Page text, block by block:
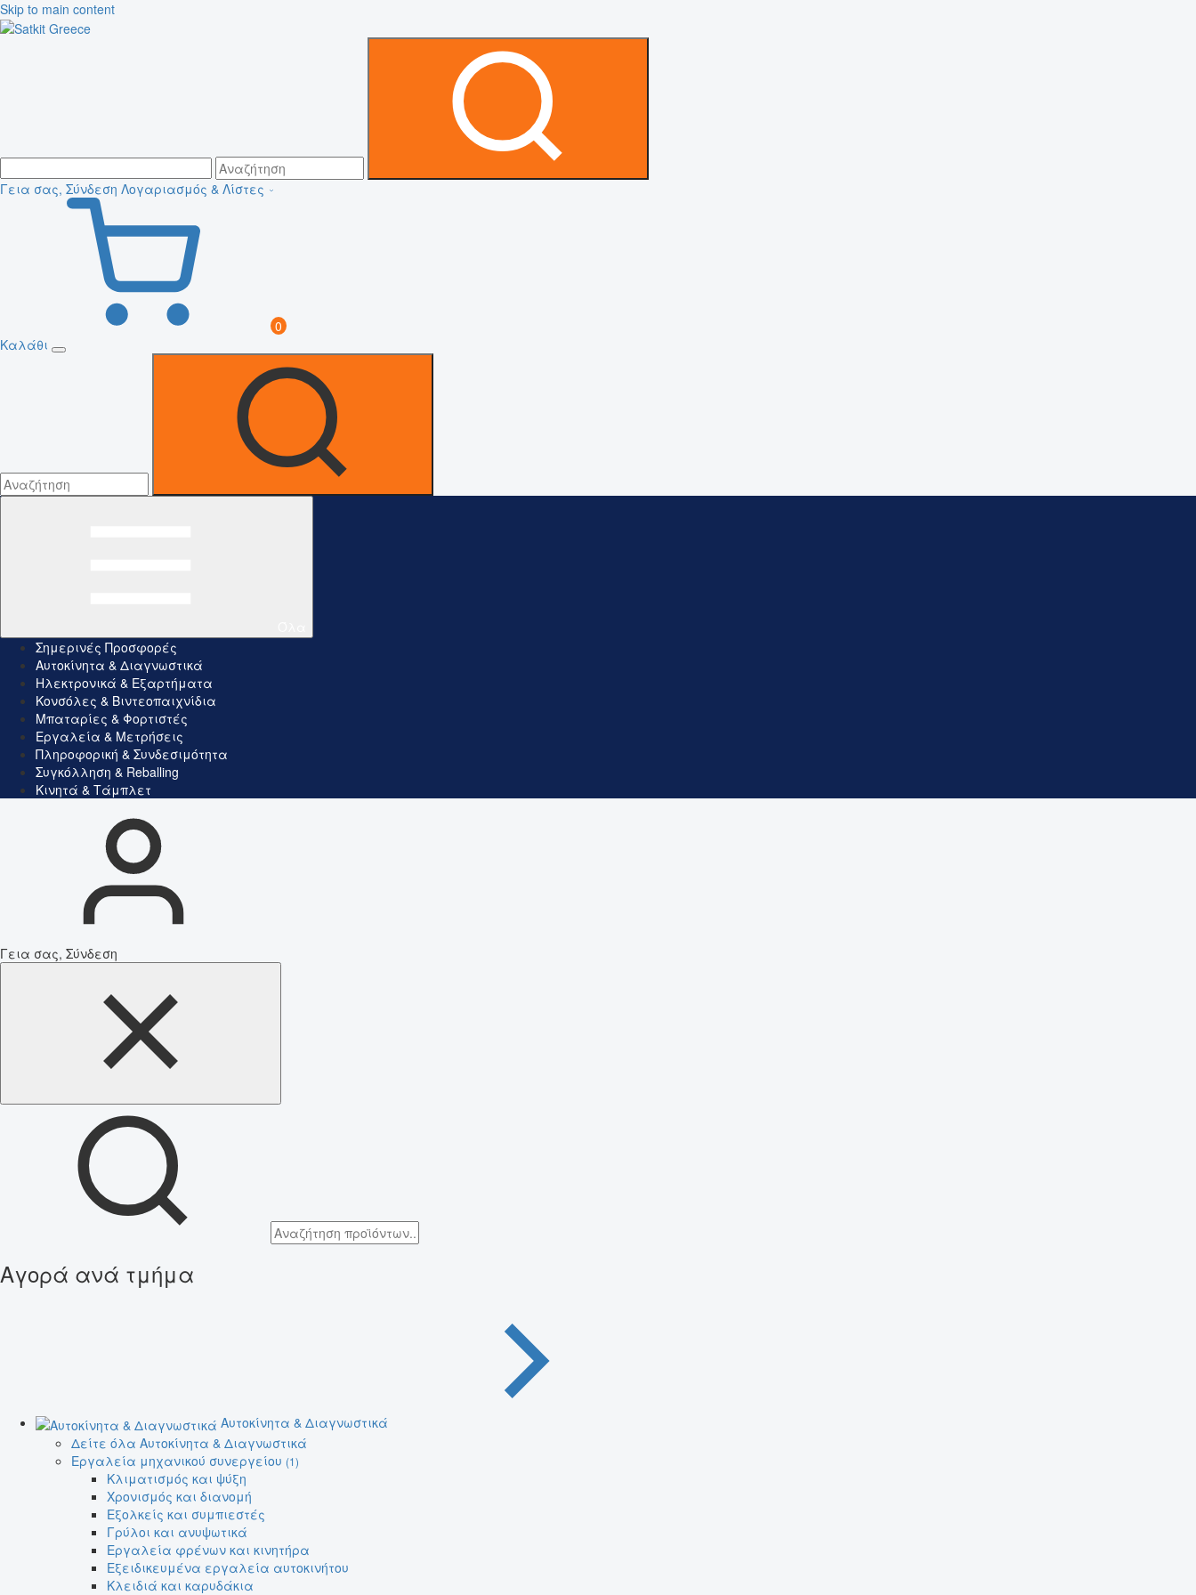
Skip to main content
Γεια σας, Σύνδεση Λογαριασμός & Λίστες
0
Καλάθι
Σημερινές Προσφορές
Αυτοκίνητα & Διαγνωστικά
Ηλεκτρονικά & Εξαρτήματα
Κονσόλες & Βιντεοπαιχνίδια
Μπαταρίες & Φορτιστές
Εργαλεία & Μετρήσεις
Πληροφορική & Συνδεσιμότητα
Συγκόλληση & Reballing
Κινητά & Τάμπλετ
Γεια σας, Σύνδεση
Αγορά ανά τμήμα
Αυτοκίνητα & Διαγνωστικά
Δείτε όλα Αυτοκίνητα & Διαγνωστικά
Εργαλεία μηχανικού συνεργείου (1)
Κλιματισμός και ψύξη
Χρονισμός και διανομή
Εξολκείς και συμπιεστές
Γρύλοι και ανυψωτικά
Εργαλεία φρένων και κινητήρα
Εξειδικευμένα εργαλεία αυτοκινήτου
Κλειδιά και καρυδάκια